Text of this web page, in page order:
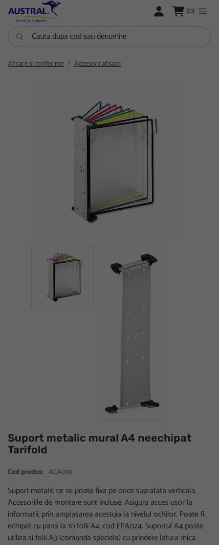
LOGARE (0)
Cauta dupa cod sau denumire
Afisare si conferinte Accesorii afisare
Suport metalic mural A4 neechipat
Tarifold
Cod produs: ACA034
Suport metalic ce se poate fixa pe orice suprafata verticala.
Accesoriile de montare sunt incluse. Asigura acces usor la
informatii, prin amplasarea acestuia la nivelul ochilor. Poate fi
echipat cu pana la 10 folii A4, codFPA024. Suportul A4 poate
utiliza si folii A3 (comanda speciala) cu prindere latura mica.